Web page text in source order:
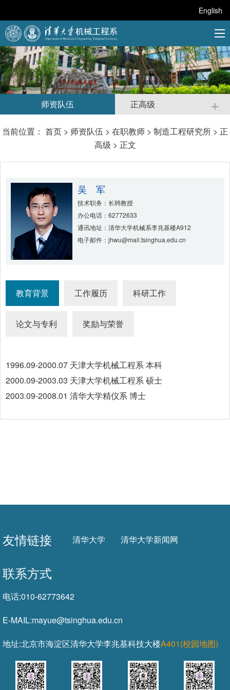
English
师资队伍 正高级 +
当前位置： 首页 > 师资队伍 > 在职教师 > 制造工程研究所 > 正
高级 > 正文
吴 军
技术职务：长聘教授
办公电话：62772633
通讯地址：清华大学机械系李兆基楼A912
电子邮件：jhwu@mail.tsinghua.edu.cn
教育背景 工作履历 科研工作
论文与专利 奖励与荣誉
1996.09-2000.07 天津大学机械工程系 本科
2000.09-2003.03 天津大学机械工程系 硕士
2003.09-2008.01 清华大学精仪系 博士
友情链接 清华大学 清华大学新闻网
联系方式
电话:010-62773642
E-MAIL:mayue@tsinghua.edu.cn
地址:北京市海淀区清华大学李兆基科技大楼A401(校园地图)